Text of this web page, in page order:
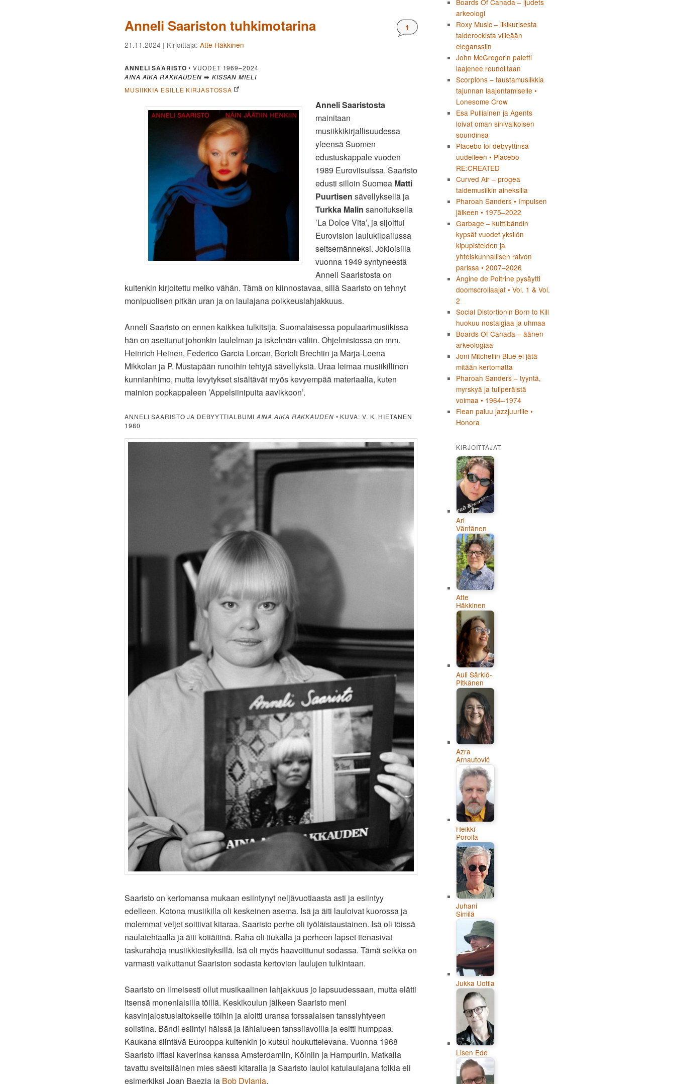
Anneli Saariston tuhkimotarina Kommentteja:
1
21.11.2024 | Kirjoittaja: Atte Häkkinen
ANNELI SAARISTO • VUODET 1969–2024
AINA AIKA RAKKAUDEN ➡️ KISSAN MIELI
MUSIIKKIA ESILLE KIRJASTOSSA
Anneli Saaristosta
mainitaan
musiikkikirjallisuudessa
yleensä Suomen
edustuskappale vuoden
1989 Euroviisuissa. Saaristo
edusti silloin Suomea Matti
Puurtisen sävellyksellä ja
Turkka Malin sanoituksella
’La Dolce Vita’, ja sijoittui
Eurovision laulukilpailussa
seitsemänneksi. Jokioisilla
vuonna 1949 syntyneestä
Anneli Saaristosta on
kuitenkin kirjoitettu melko vähän. Tämä on kiinnostavaa, sillä Saaristo on tehnyt
monipuolisen pitkän uran ja on laulajana poikkeuslahjakkuus.
Anneli Saaristo on ennen kaikkea tulkitsija. Suomalaisessa populaarimusiikissa
hän on asettunut johonkin laulelman ja iskelmän väliin. Ohjelmistossa on mm.
Heinrich Heinen, Federico Garcia Lorcan, Bertolt Brechtin ja Marja-Leena
Mikkolan ja P. Mustapään runoihin tehtyjä sävellyksiä. Uraa leimaa musiikillinen
kunnianhimo, mutta levytykset sisältävät myös kevyempää materiaalia, kuten
mainion popkappaleen ’Appelsiinipuita aavikkoon’.
ANNELI SAARISTO JA DEBYYTTIALBUMI AINA AIKA RAKKAUDEN • KUVA: V. K. HIETANEN
1980
Saaristo on kertomansa mukaan esiintynyt neljävuotiaasta asti ja esiintyy
edelleen. Kotona musiikilla oli keskeinen asema. Isä ja äiti lauloivat kuorossa ja
molemmat veljet soittivat kitaraa. Saaristo perhe oli työläistaustainen. Isä oli töissä
naulatehtaalla ja äiti kotiäitinä. Raha oli tiukalla ja perheen lapset tienasivat
taskurahoja musiikkiesityksillä. Isä oli myös haavoittunut sodassa. Tämä seikka on
varmasti vaikuttanut Saariston sodasta kertovien laulujen tulkintaan.
Saaristo on ilmeisesti ollut musikaalinen lahjakkuus jo lapsuudessaan, mutta elätti
itsensä monenlaisilla töillä. Keskikoulun jälkeen Saaristo meni
kasvinjalostuslaitokselle töihin ja aloitti uransa forssalaisen tanssiyhtyeen
solistina. Bändi esiintyi häissä ja lähialueen tanssilavoilla ja esitti humppaa.
Kaukana siintävä Eurooppa kuitenkin jo kutsui houkuttelevana. Vuonna 1968
Saaristo liftasi kaverinsa kanssa Amsterdamiin, Kölniin ja Hampuriin. Matkalla
tavattu sveitsiläinen mies säesti kitaralla ja Saaristo lauloi katulaulajana folkia eli
esimerkiksi Joan Baezia ja Bob Dylania.
Boards Of Canada – ljudets
arkeologi
Roxy Music – ilkikurisesta
taiderockista viileään
eleganssiin
John McGregorin paletti
laajenee reunoiltaan
Scorpions – taustamusiikkia
tajunnan laajentamiselle •
Lonesome Crow
Esa Pulliainen ja Agents
loivat oman sinivalkoisen
soundinsa
Placebo loi debyyttinsä
uudelleen • Placebo
RE:CREATED
Curved Air – progea
taidemusiikin aineksilla
Pharoah Sanders • Impulsen
jälkeen • 1975–2022
Garbage – kulttibändin
kypsät vuodet yksilön
kipupisteiden ja
yhteiskunnallisen raivon
parissa • 2007–2026
Angine de Poitrine pysäytti
doomscrollaajat • Vol. 1 & Vol.
2
Social Distortionin Born to Kill
huokuu nostalgiaa ja uhmaa
Boards Of Canada – äänen
arkeologiaa
Joni Mitchellin Blue ei jätä
mitään kertomatta
Pharoah Sanders – tyyntä,
myrskyä ja tuliperäistä
voimaa • 1964–1974
Flean paluu jazzjuurille •
Honora
KIRJOITTAJAT
Ari
Väntänen
Atte
Häkkinen
Auli Särkiö-
Pitkänen
Azra
Arnautović
Heikki
Poroila
Juhani
Similä
Jukka Uotila
Lisen Ede